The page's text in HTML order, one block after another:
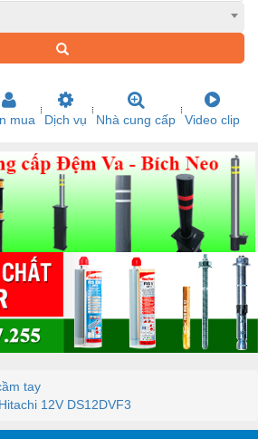
mua Dịch vụ Nhà cung cấp Video clip
tay
12V DS12DVF3